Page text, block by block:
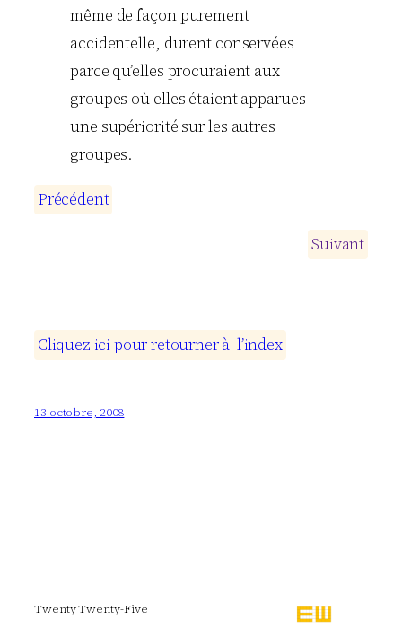
même de façon purement
accidentelle, durent conservées
parce qu’elles procuraient aux
groupes où elles étaient apparues
une supériorité sur les autres
groupes.
Précédent
Suivant
Cliquez icipourretournerà l’index
13 octobre, 2008
Twenty Twenty-Five